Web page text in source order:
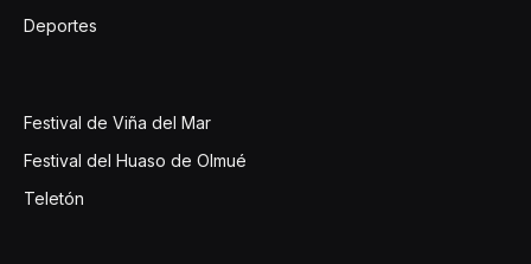
Deportes
Festival de Viña del Mar
Festival del Huaso de Olmué
Teletón